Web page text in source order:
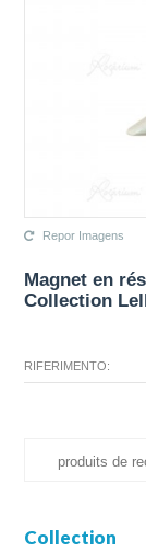
Repor Imagens
Magnet en
Collection
moment.
RIFERIMENTO:
Collection